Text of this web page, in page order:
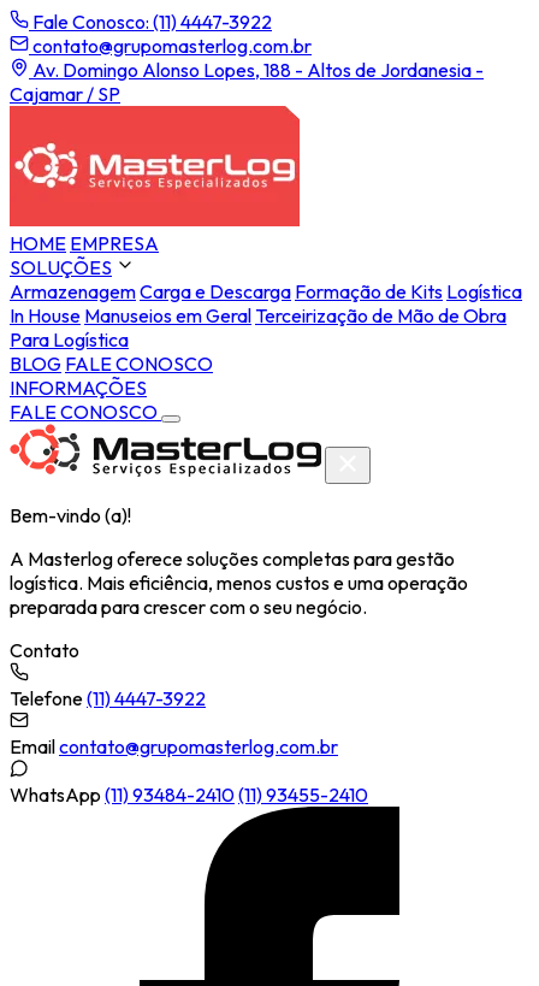
Fale Conosco: (11) 4447-3922
contato@grupomasterlog.com.br
Av. Domingo Alonso Lopes, 188 - Altos de Jordanesia -
Cajamar / SP
HOME EMPRESA
SOLUÇÕES
ArmazenagemCarga e Descarga Formação de Kits Logística
In House Manuseios em GeralTerceirização de Mão de Obra
Para Logística
BLOG FALE CONOSCO
INFORMAÇÕES
FALE CONOSCO
Bem-vindo (a)!
A Masterlog oferece soluções completas para gestão
logística. Mais eficiência, menos custos e uma operação
preparada para crescer com o seu negócio.
Contato
Telefone(11) 4447-3922
Emailcontato@grupomasterlog.com.br
WhatsApp (11) 93484-2410(11) 93455-2410